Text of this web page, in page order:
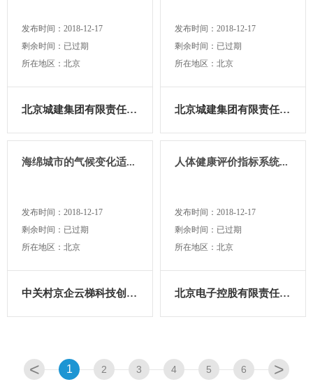
发布时间：2018-12-17
剩余时间：已过期
所在地区：北京
北京城建集团有限责任公司
发布时间：2018-12-17
剩余时间：已过期
所在地区：北京
北京城建集团有限责任公司
海绵城市的气候变化适...
发布时间：2018-12-17
剩余时间：已过期
所在地区：北京
中关村京企云梯科技创新联...
人体健康评价指标系统...
发布时间：2018-12-17
剩余时间：已过期
所在地区：北京
北京电子控股有限责任公司
< 1 2 3 4 5 6 >